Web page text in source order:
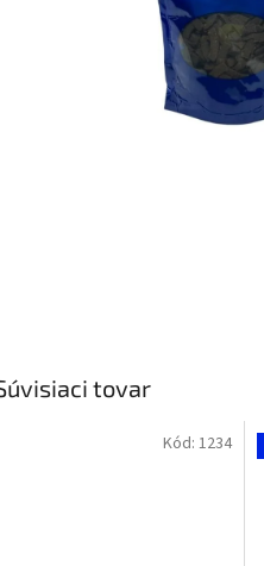
tovar
Kód: 1234